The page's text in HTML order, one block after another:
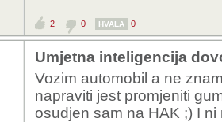
2 0 HVALA 0
Umjetna inteligencija
Vozim automobil a ne
napraviti jest promjeniti
osudjen sam na HAK ;) I